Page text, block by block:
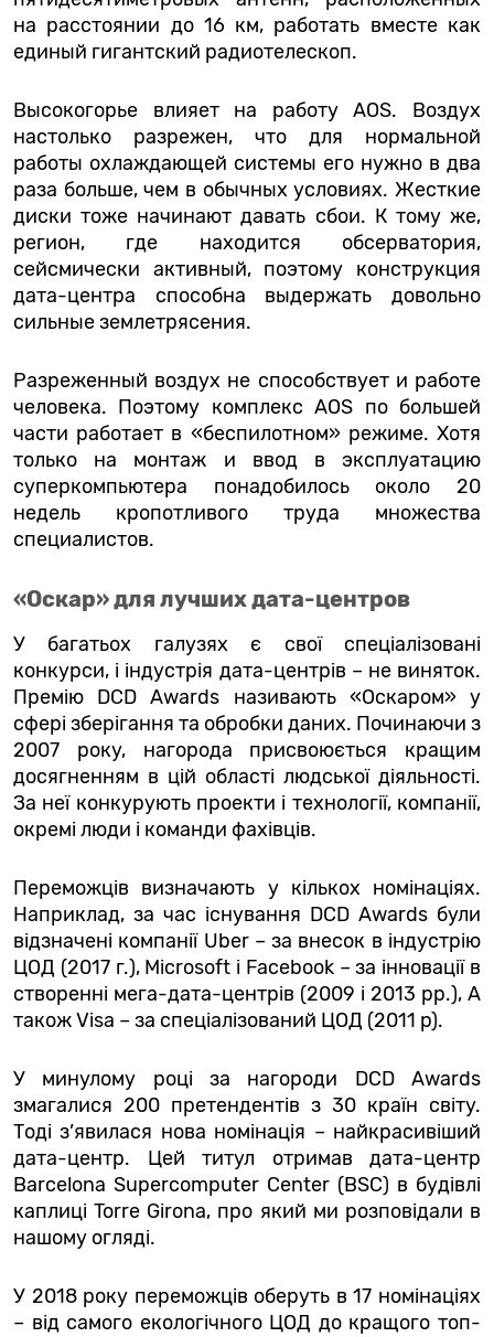
на расстоянии до 16 км, работать вместе как
единый гигантский радиотелескоп.
Высокогорье влияет на работу AOS. Воздух
настолько разрежен, что для нормальной
работы охлаждающей системы его нужно в два
раза больше, чем в обычных условиях. Жесткие
диски тоже начинают давать сбои. К тому же,
регион, где находится обсерватория,
сейсмически активный, поэтому конструкция
дата-центра способна выдержать довольно
сильные землетрясения.
Разреженный воздух не способствует и работе
человека. Поэтому комплекс AOS по большей
части работает в «беспилотном» режиме. Хотя
только на монтаж и ввод в эксплуатацию
суперкомпьютера понадобилось около 20
недель кропотливого труда множества
специалистов.
«Оскар» для лучших дата-центров
У багатьох галузях є свої спеціалізовані
конкурси, і індустрія дата-центрів – не виняток.
Премію DCD Awards називають «Оскаром» у
сфері зберігання та обробки даних. Починаючи з
2007 року, нагорода присвоюється кращим
досягненням в цій області людської діяльності.
За неї конкурують проекти і технології, компанії,
окремі люди і команди фахівців.
Переможців визначають у кількох номінаціях.
Наприклад, за час існування DCD Awards були
відзначені компанії Uber – за внесок в індустрію
ЦОД (2017 г.), Microsoft і Facebook – за інновації в
створенні мега-дата-центрів (2009 і 2013 рр.), А
також Visa – за спеціалізований ЦОД (2011 р).
У минулому році за нагороди DCD Awards
змагалися 200 претендентів з 30 країн світу.
Тоді з’явилася нова номінація – найкрасивіший
дата-центр. Цей титул отримав дата-центр
Barcelona Supercomputer Center (BSC) в будівлі
каплиці Torre Girona, про який ми розповідали в
нашому огляді.
У 2018 року переможців оберуть в 17 номінаціях
– від самого екологічного ЦОД до кращого топ-